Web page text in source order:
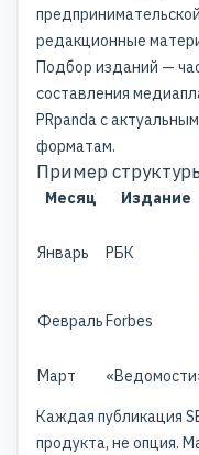
редакционные
Подбор изданий —
составления
PRpanda с
форматам.
Пример
Месяц Издание
Январь РБК
ФевральForbes
Март
Каждая публикация
продукта, не опция.